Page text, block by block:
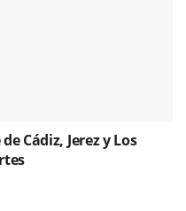
Cádiz, Jerez y Los